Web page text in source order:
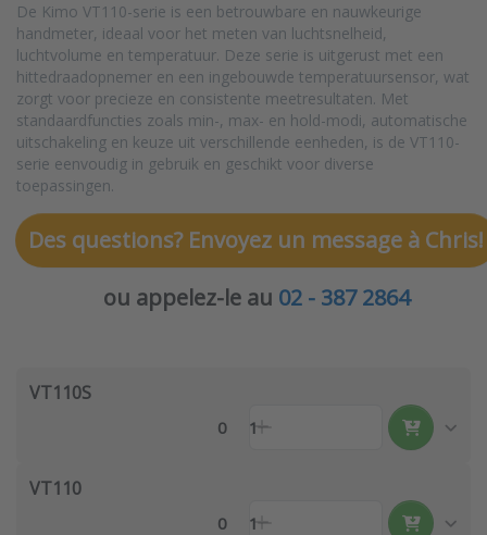
De Kimo VT110-serie is een betrouwbare en nauwkeurige
handmeter, ideaal voor het meten van luchtsnelheid,
luchtvolume en temperatuur. Deze serie is uitgerust met een
hittedraadopnemer en een ingebouwde temperatuursensor, wat
zorgt voor precieze en consistente meetresultaten. Met
standaardfuncties zoals min-, max- en hold-modi, automatische
uitschakeling en keuze uit verschillende eenheden, is de VT110-
serie eenvoudig in gebruik en geschikt voor diverse
toepassingen.
Des questions? Envoyez un message à Chris!
ou appelez-le au 02 - 387 2864
VT110S
0 1
VT110
0 1